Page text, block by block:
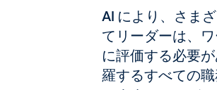
AI により、さま
てリーダーは、
に評価する必要
羅するすべての